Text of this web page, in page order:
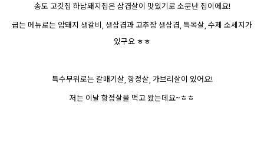
송도 고깃집 하남돼지집은 삼겹살이 맛있기로 소문난 집이에요!
굽는 메뉴로는 암돼지 생갈비, 생삼겹과 고추장 생삼겹, 특목살, 수제 소세지가
있구요 ㅎㅎ
특수부위로는 갈매기살, 항정살, 가브리살이 있어요!
저는 이날 항정살을 먹고 왔는데요~ㅎㅎ